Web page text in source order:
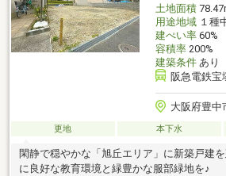
土地面積
用途地域１種
建ぺい率60%
容積率200%
建築条件あり
阪急電鉄宝
大阪府豊中
更地 本下水
閑静で穏やかな「旭丘エリア」に新築戸建
に良好な教育環境と緑豊かな服部緑地を♪